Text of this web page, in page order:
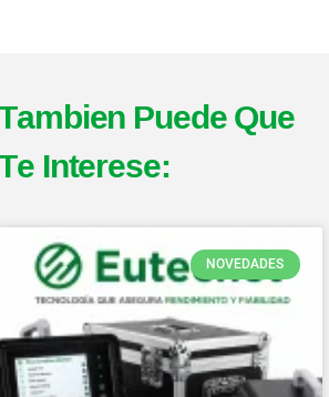
Puede Que
Interese:
NOVEDADES
PagePagePagePagePage